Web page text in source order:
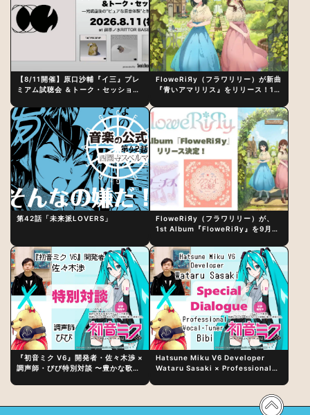
【8/11開催】原口沙輔『イ三』プレ
ミアム試聴会 ＆トーク・セッション
制作秘話
FloweRiЯy（フラワリリー）が新曲
『青いアマリリス』をリリース！1st
第42話「未来派LOVERS」
FloweRiЯy（フラワリリー）が、
1st Album『FloweRiЯy』を9月23
『初音ミク V6』開発者・佐々木渉 ×
調声師・びび特別対談 〜豊かな歌声
Hatsune Miku V6 Developer
Wataru Sasaki × Professional
Vocal Expression Lies in “Love
for the singing characters” and